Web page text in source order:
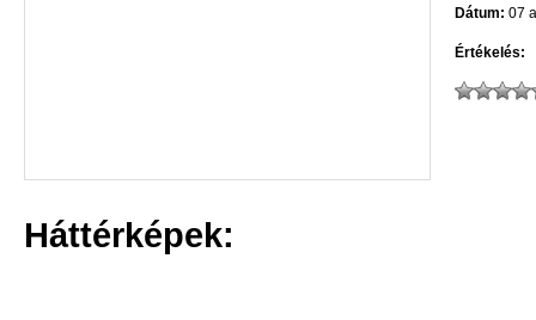
Dátum: 07
Értékelés:
Háttérképek: